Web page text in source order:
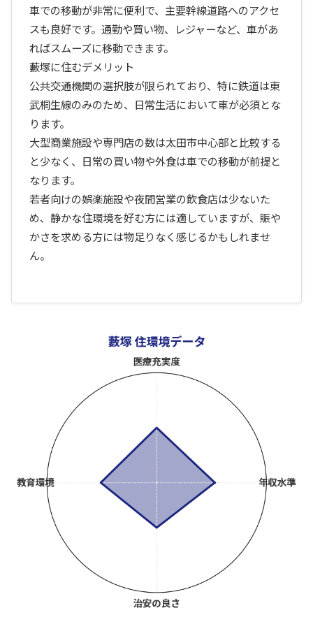
車での移動が非常に便利で、主要幹線道路へのアクセ
スも良好です。通勤や買い物、レジャーなど、車があ
ればスムーズに移動できます。
藪塚に住むデメリット
公共交通機関の選択肢が限られており、特に鉄道は東
武桐生線のみのため、日常生活において車が必須とな
ります。
大型商業施設や専門店の数は太田市中心部と比較する
と少なく、日常の買い物や外食は車での移動が前提と
なります。
若者向けの娯楽施設や夜間営業の飲食店は少ないた
め、静かな住環境を好む方には適していますが、賑や
かさを求める方には物足りなく感じるかもしれませ
ん。